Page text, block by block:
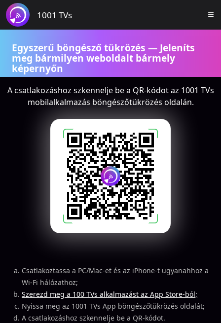
1001 TVs
Egyszerű böngésző tükrözés — Jeleníts
meg bármilyen weboldalt bármely
képernyőn
Oktatóvideó megtekintése
A csatlakozáshoz szkennelje be a QR-kódot az 1001 TVs
mobilalkalmazás böngészőtükrözés oldalán.
Csatlakoztassa a PC/Mac-et és az iPhone-t ugyanahhoz a
Wi-Fi hálózathoz;
Szerezd meg a 100 TVs alkalmazást az App Store-ból;
Nyissa meg az 1001 TVs App böngészőtükrözés oldalát;
A csatlakozáshoz szkennelje be a QR-kódot.